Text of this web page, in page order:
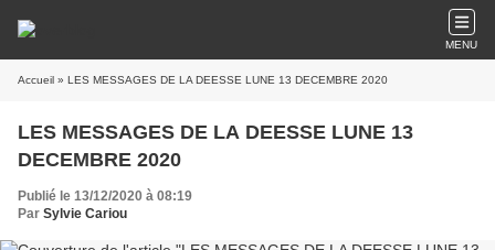
MENU
Accueil » LES MESSAGES DE LA DEESSE LUNE 13 DECEMBRE 2020
LES MESSAGES DE LA DEESSE LUNE 13
DECEMBRE 2020
Publié le 13/12/2020 à 08:19
Par Sylvie Cariou